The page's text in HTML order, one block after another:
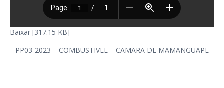
Baixar [317.15 KB]
PP03-2023 – COMBUSTIVEL – CAMARA DE MAMANGUAPE